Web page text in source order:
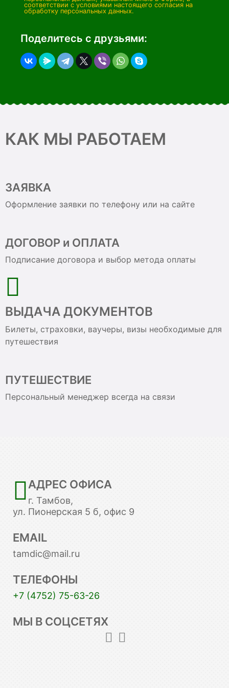
соответствии с условиями настоящего согласия на
обработку персональных данных.
Поделитесь с друзьями:
КАК МЫ РАБОТАЕМ
ЗАЯВКА
Оформление заявки по телефону или на сайте
ДОГОВОР и ОПЛАТА
Подписание договора и выбор метода оплаты
ВЫДАЧА ДОКУМЕНТОВ
Билеты, страховки, ваучеры, визы необходимые для
путешествия
ПУТЕШЕСТВИЕ
Персональный менеджер всегда на связи
АДРЕС ОФИСА
г. Тамбов,
ул. Пионерская 5 б, офис 9
EMAIL
tamdic@mail.ru
ТЕЛЕФОНЫ
+7 (4752) 75-63-26
МЫ В СОЦСЕТЯХ